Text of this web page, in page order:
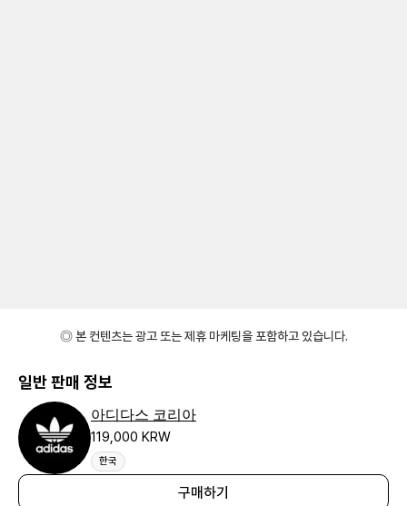
◎ 본 컨텐츠는 광고 또는 제휴 마케팅을 포함하고 있습니다.
일반 판매 정보
아디다스 코리아
119,000 KRW
한국
구매하기